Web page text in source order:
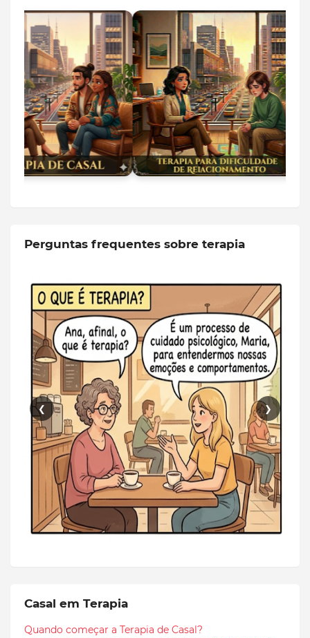
Perguntas frequentes sobre terapia
❮ ❯
Casal em Terapia
Quando começar a Terapia de Casal?